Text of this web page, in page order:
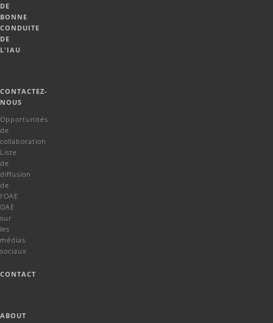
DE
BONNE
CONDUITE
DE
L'IAU
CONTACTEZ-
NOUS
Opportunités
de
collaboration
Liste
de
diffusion
de
l'OAE
OAE
sur
les
médias
sociaux
CONTACT
ABOUT